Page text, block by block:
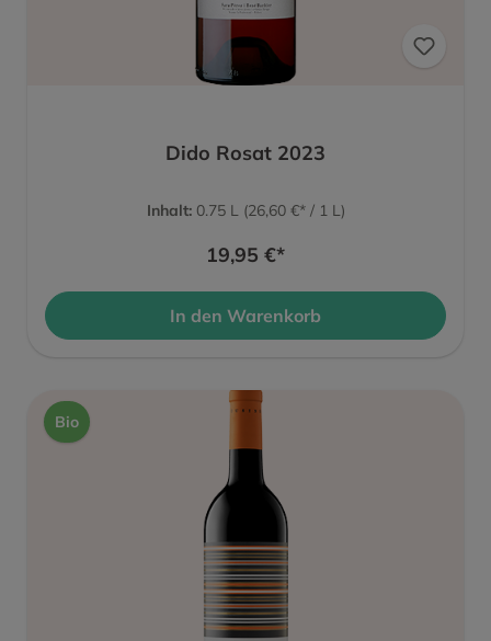
Dido Rosat 2023
Inhalt: 0.75 L (26,60 €* / 1 L)
19,95 €*
In den Warenkorb
Bio